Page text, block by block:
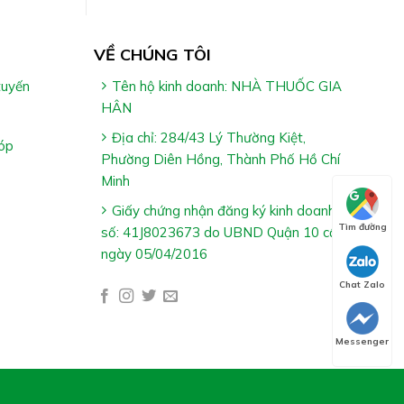
VỀ CHÚNG TÔI
Tên hộ kinh doanh: NHÀ THUỐC GIA
HÂN
Địa chỉ: 284/43 Lý Thường Kiệt,
Phường Diên Hồng, Thành Phố Hồ Chí
Minh
Giấy chứng nhận đăng ký kinh doanh
số: 41J8023673 do UBND Quận 10 cấp
ngày 05/04/2016
Tìm đường
Chat Zalo
Messenger